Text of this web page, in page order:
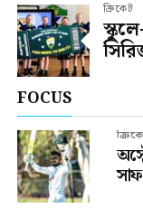
ক্রিকেট
FOCUS